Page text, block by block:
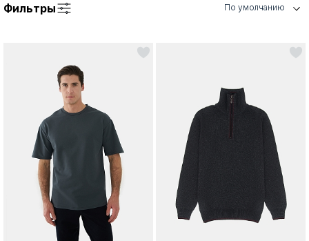
Акции / Новости
Адреса магазинов
Фильтры По умолчанию